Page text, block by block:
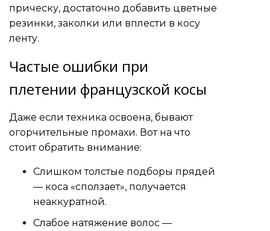
прическу, достаточно добавить цветные
резинки, заколки или вплести в косу
ленту.
Частые ошибки при
плетении французской косы
Даже если техника освоена, бывают
огорчительные промахи. Вот на что
стоит обратить внимание:
Слишком толстые подборы прядей
— коса «сползает», получается
неаккуратной.
Слабое натяжение волос —